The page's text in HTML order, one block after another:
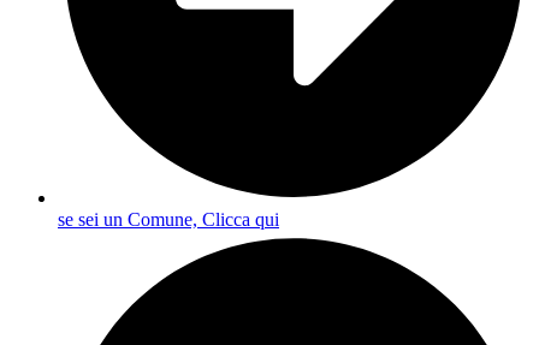
se sei un Comune, Clicca qui